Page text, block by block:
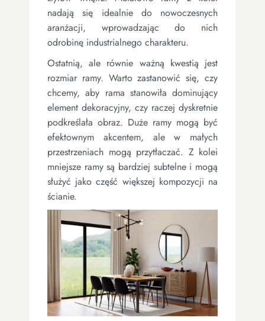
nadają się idealnie do nowoczesnych
aranżacji, wprowadzając do nich
odrobinę industrialnego charakteru.
Ostatnią, ale równie ważną kwestią jest
rozmiar ramy. Warto zastanowić się, czy
chcemy, aby rama stanowiła dominujący
element dekoracyjny, czy raczej dyskretnie
podkreślała obraz. Duże ramy mogą być
efektownym akcentem, ale w małych
przestrzeniach mogą przytłaczać. Z kolei
mniejsze ramy są bardziej subtelne i mogą
służyć jako część większej kompozycji na
ścianie.